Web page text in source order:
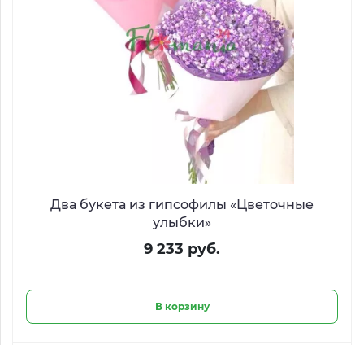
Два букета из гипсофилы «Цветочные
улыбки»
9 233 руб.
В корзину